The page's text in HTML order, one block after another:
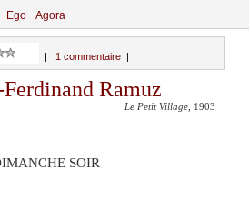
Ego Agora
1 commentaire|
Ramuz
Le Petit Village , 1903
SOIR